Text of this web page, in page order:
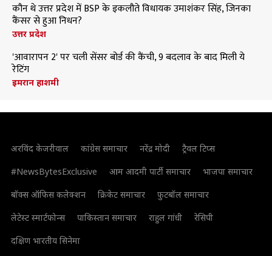
कौन थे उत्तर प्रदेश में BSP के इकलौते विधायक उमाशंकर सिंह, जिनका
कैंसर से हुआ निधन?
उत्तर प्रदेश
'आवारापन 2' पर चली सेंसर बोर्ड की कैंची, 9 बदलाव के बाद मिली ये
रेटिंग
इमरान हाशमी
अरविंद केजरीवाल कांग्रेस समाचार नरेंद्र मोदी
ट्रैवल टिप्स
#NewsBytesExclusive
आम आदमी पार्टी समाचार
भाजपा समाचार
बॉक्स ऑफिस कलेक्शन
क्रिकेट समाचार
फुटबॉल समाचार
लेटेस्ट स्मार्टफोन्स
पाकिस्तान समाचार राहुल गांधी
रेसिपी
दक्षिण भारतीय सिनेमा